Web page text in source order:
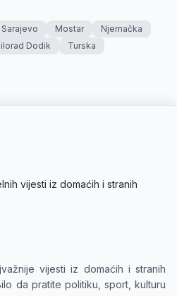
Sarajevo Mostar
Njemačka
Dodik
Turska
vijesti iz domaćih i stranih
vijesti iz domaćih i stranih
da pratite politiku, sport, kulturu